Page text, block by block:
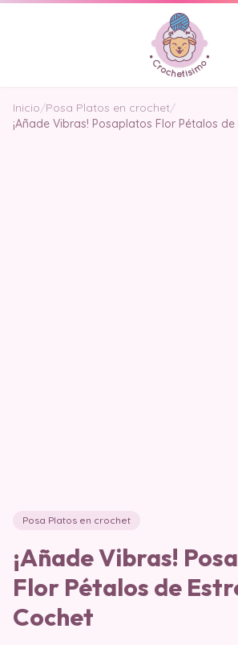
Inicio/Posa Platos en crochet/
¡Añade Vibras! Posaplatos Flor Pétalos
Posa Platos en crochet
¡Añade Vibras!
Flor Pétalos de
Cochet